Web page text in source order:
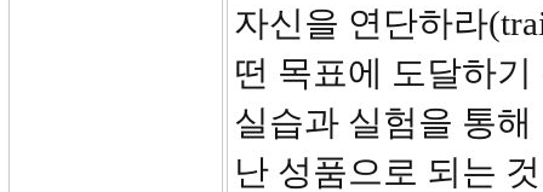
자신을 연단하라
떤 목표에 도달하
실습과 실험을 통
난 성품으로 되는